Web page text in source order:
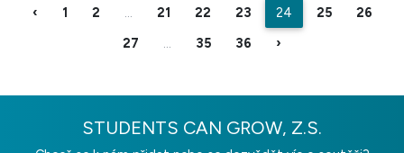
‹ 1 2 ... 21 22 23 24 25
26
27
... 35 36 ›
STUDENTS CAN GROW, Z.S.